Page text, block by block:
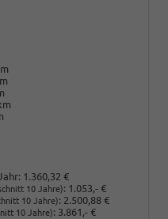
1.360,32 €
10 Jahre): 1.053,- €
10 Jahre): 2.500,88 €
10 Jahre): 3.861,- €